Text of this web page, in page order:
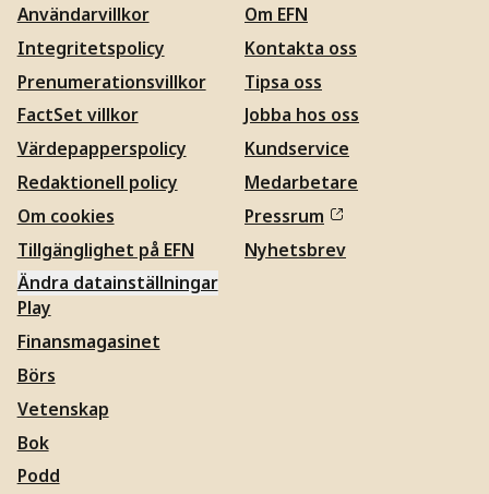
Användarvillkor
Integritetspolicy
Prenumerationsvillkor
FactSet villkor
Värdepapperspolicy
Redaktionell policy
Om cookies
Tillgänglighet på EFN
Ändra datainställningar
Om EFN
Kontakta oss
Tipsa oss
Jobba hos oss
Kundservice
Medarbetare
Pressrum
Nyhetsbrev
Play
Finansmagasinet
Börs
Vetenskap
Bok
Podd